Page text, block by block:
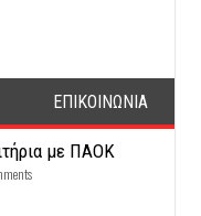
ΕΠΙΚΟΙΝΩΝΙΑ
με ΠΑΟΚ